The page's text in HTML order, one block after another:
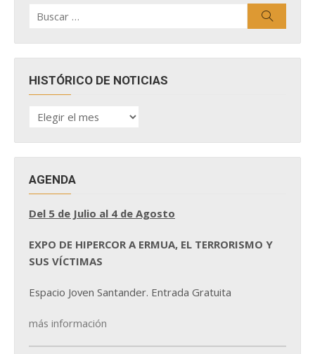
por:
HISTÓRICO DE NOTICIAS
HISTÓRICO
DE
AGENDA
Del 5 de Julio al 4 de Agosto
EXPO DE HIPERCOR A ERMUA, EL TERRORISMO Y
SUS VÍCTIMAS
Espacio Joven Santander. Entrada Gratuita
más información